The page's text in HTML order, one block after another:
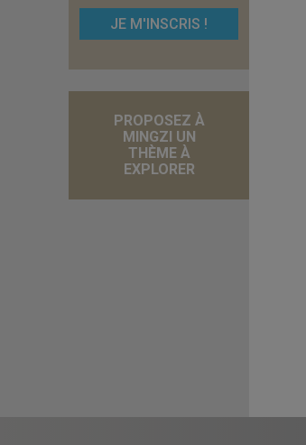
PROPOSEZ À
MINGZI UN
THÈME À
EXPLORER